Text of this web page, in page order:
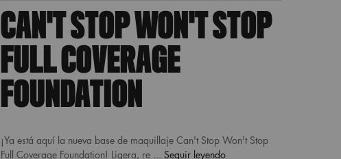
CAN'T STOP WON'T STOP
FULL COVERAGE
FOUNDATION
¡Ya está aquí la nueva base de maquillaje Can't Stop Won't Stop
Full Coverage Foundation! Ligera, re ... Seguir leyendo